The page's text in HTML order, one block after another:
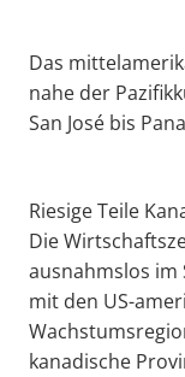
Das
nahe der
San José bis
Riesige Teile
Die
ausnahmslos im
mit den US-
kanadische